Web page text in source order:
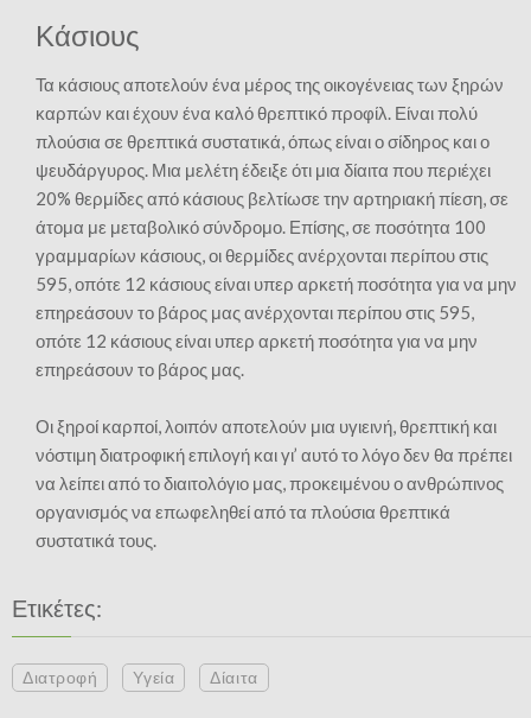
Κάσιους
Τα κάσιους αποτελούν ένα μέρος της οικογένειας των ξηρών
καρπών και έχουν ένα καλό θρεπτικό προφίλ. Είναι πολύ
πλούσια σε θρεπτικά συστατικά, όπως είναι ο σίδηρος και ο
ψευδάργυρος. Μια μελέτη έδειξε ότι μια δίαιτα που περιέχει
20% θερμίδες από κάσιους βελτίωσε την αρτηριακή πίεση, σε
άτομα με μεταβολικό σύνδρομο. Επίσης, σε ποσότητα 100
γραμμαρίων κάσιους, οι θερμίδες ανέρχονται περίπου στις
595, οπότε 12 κάσιους είναι υπερ αρκετή ποσότητα για να μην
επηρεάσουν το βάρος μας ανέρχονται περίπου στις 595,
οπότε 12 κάσιους είναι υπερ αρκετή ποσότητα για να μην
επηρεάσουν το βάρος μας.
Οι ξηροί καρποί, λοιπόν αποτελούν μια υγιεινή, θρεπτική και
νόστιμη διατροφική επιλογή και γι’ αυτό το λόγο δεν θα πρέπει
να λείπει από το διαιτολόγιο μας, προκειμένου ο ανθρώπινος
οργανισμός να επωφεληθεί από τα πλούσια θρεπτικά
συστατικά τους.
Ετικέτες:
Διατροφή Υγεία Δίαιτα